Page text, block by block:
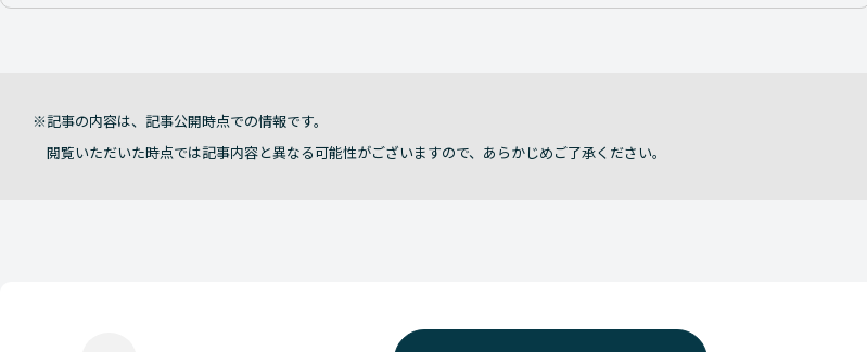
記事の内容は、記事公開時点での情報です。
閲覧いただいた時点では記事内容と異なる可能性がございますので、あらかじめご了承ください。